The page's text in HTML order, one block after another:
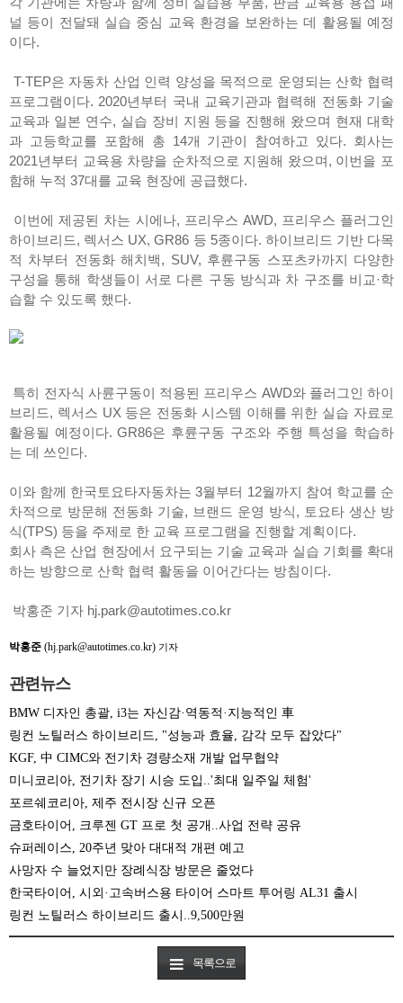
널 등이 전달돼 실습 중심 교육 환경을 보완하는 데 활용될 예정
이다.
T-TEP은 자동차 산업 인력 양성을 목적으로 운영되는 산학 협력
프로그램이다. 2020년부터 국내 교육기관과 협력해 전동화 기술
교육과 일본 연수, 실습 장비 지원 등을 진행해 왔으며 현재 대학
과 고등학교를 포함해 총 14개 기관이 참여하고 있다. 회사는
2021년부터 교육용 차량을 순차적으로 지원해 왔으며, 이번을 포
함해 누적 37대를 교육 현장에 공급했다.
이번에 제공된 차는 시에나, 프리우스 AWD, 프리우스 플러그인
하이브리드, 렉서스 UX, GR86 등 5종이다. 하이브리드 기반 다목
적 차부터 전동화 해치백, SUV, 후륜구동 스포츠카까지 다양한
구성을 통해 학생들이 서로 다른 구동 방식과 차 구조를 비교·학
습할 수 있도록 했다.
특히 전자식 사륜구동이 적용된 프리우스 AWD와 플러그인 하이
브리드, 렉서스 UX 등은 전동화 시스템 이해를 위한 실습 자료로
활용될 예정이다. GR86은 후륜구동 구조와 주행 특성을 학습하
는 데 쓰인다.
이와 함께 한국토요타자동차는 3월부터 12월까지 참여 학교를 순
차적으로 방문해 전동화 기술, 브랜드 운영 방식, 토요타 생산 방
식(TPS) 등을 주제로 한 교육 프로그램을 진행할 계획이다.
회사 측은 산업 현장에서 요구되는 기술 교육과 실습 기회를 확대
하는 방향으로 산학 협력 활동을 이어간다는 방침이다.
박홍준 기자 hj.park@autotimes.co.kr
박홍준 (hj.park@autotimes.co.kr) 기자
관련뉴스
BMW 디자인 총괄, i3는 자신감·역동적·지능적인 車
링컨 노틸러스 하이브리드, "성능과 효율, 감각 모두 잡았다"
KGF, 中 CIMC와 전기차 경량소재 개발 업무협약
미니코리아, 전기차 장기 시승 도입..'최대 일주일 체험'
포르쉐코리아, 제주 전시장 신규 오픈
금호타이어, 크루젠 GT 프로 첫 공개..사업 전략 공유
슈퍼레이스, 20주년 맞아 대대적 개편 예고
사망자 수 늘었지만 장례식장 방문은 줄었다
한국타이어, 시외·고속버스용 타이어 스마트 투어링 AL31 출시
링컨 노틸러스 하이브리드 출시..9,500만원
목록으로